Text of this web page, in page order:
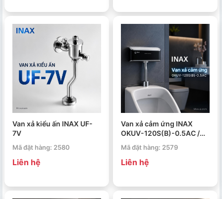
Van xả kiểu ấn INAX UF-
7V
Mã đặt hàng: 2580
Liên hệ
Van xả cảm ứng INAX
OKUV-120S(B)-0.5AC /
Mã đặt hàng: 2579
Liên hệ